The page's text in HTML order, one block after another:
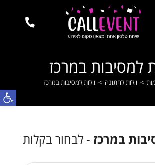
למסיבות במרכז
> וילות לחתונה > וילות למסיבות במרכז
במרכז - לבחור בקלות